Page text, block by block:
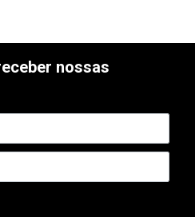
nossas